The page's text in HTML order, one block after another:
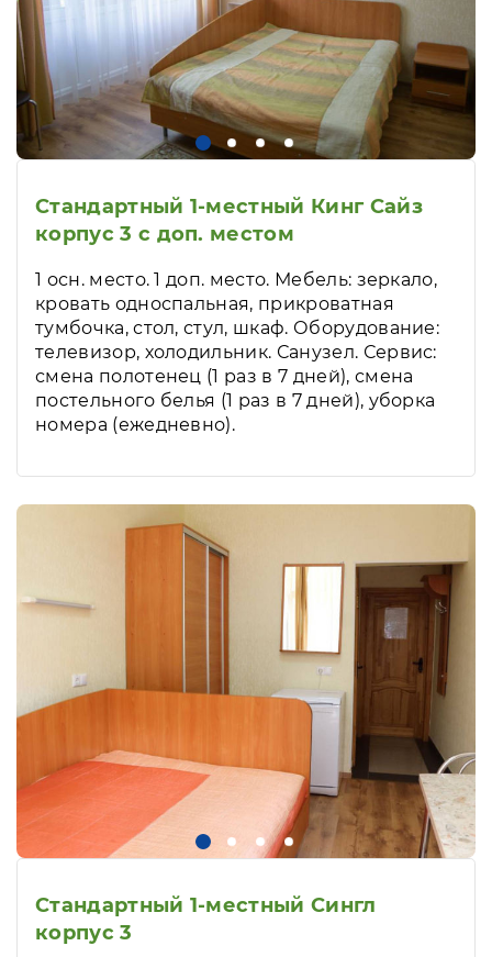
Стандартный 1-местный Кинг Сайз
корпус 3 с доп. местом
1 осн. место. 1 доп. место. Мебель: зеркало,
кровать односпальная, прикроватная
тумбочка, стол, стул, шкаф. Оборудование:
телевизор, холодильник. Санузел. Сервис:
смена полотенец (1 раз в 7 дней), смена
постельного белья (1 раз в 7 дней), уборка
номера (ежедневно).
Стандартный 1-местный Сингл
корпус 3